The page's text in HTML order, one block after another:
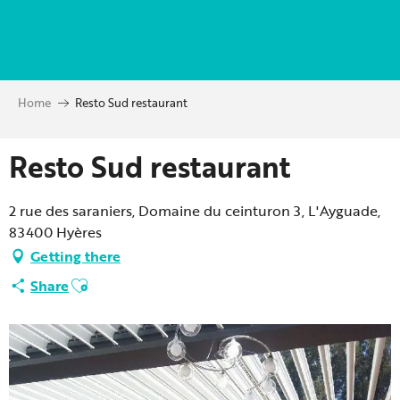
principal
Home Resto Sud restaurant
Resto Sud restaurant
2 rue des saraniers, Domaine du ceinturon 3, L'Ayguade,
83400 Hyères
Getting there
ShareAjouter aux favoris